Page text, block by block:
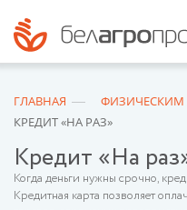
ГЛАВНАЯ
КРЕДИТ «НА РАЗ»
Кредит «На
Когда деньги нужны срочно,
Кредитная карта позволяет